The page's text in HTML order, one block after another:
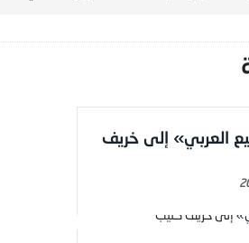
العربي» إلى خريف